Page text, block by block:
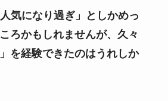
気になり過ぎ」としかめっ
ろかもしれませんが、久々
を経験できたのはうれしか